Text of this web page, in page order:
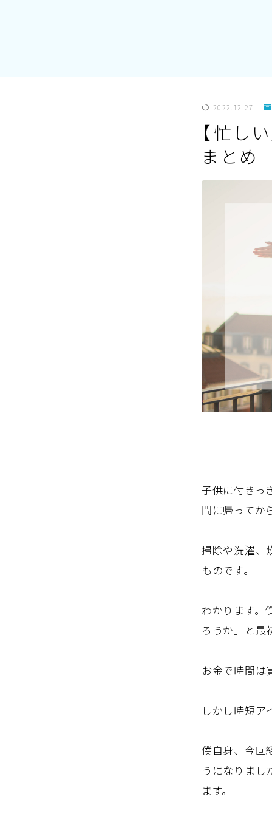
2022.12.27
【忙し
まとめ
子供に付きっ
間に帰ってか
掃除や洗濯、
ものです。
わかります。
ろうか」と最
お金で時間は
しかし時短ア
僕自身、今回
うになりまし
ます。